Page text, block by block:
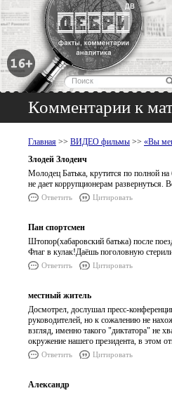
Комментарии к
Главная >> ВИДЕО фильмы >> «Вы
Злодей Злодеич
Молодец Батька, крутится по полной на
не дает коррупционерам
Ответить Цитировать
Пан спортсмен
Штопор(хабаровский батька) после
Флаг в кулак!Даёшь поголовную
Ответить Цитировать
местный житель
Досмотрел, дослушал пресс-
руководителей, но к сожалению не
взгляд, именно такого "диктатора" не
окружение нашего президента, в этом
Ответить Цитировать
Александр